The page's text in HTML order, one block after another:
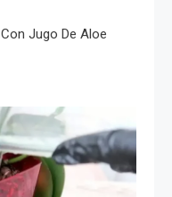
Jugo De Aloe